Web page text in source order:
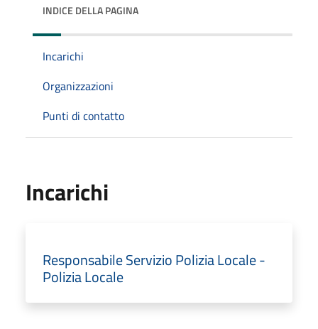
INDICE DELLA PAGINA
Incarichi
Organizzazioni
Punti di contatto
Incarichi
Responsabile Servizio Polizia Locale -
Polizia Locale